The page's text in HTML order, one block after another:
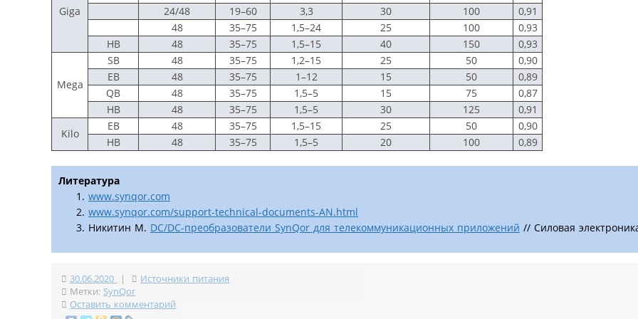
Giga
24/48
19–60 3,3 30 100
0,91
48
35–75 1,5–24 25 100
0,93
HB
48 35–75 1,5–15 40 150 0,93
Mega
SB 48 35–75 1,2–15 25 50
0,90
EB
48 35–75 1–12 15 50
0,89
QB
48 35–75 1,5–5 15 75
0,87
HB
48 35–75 1,5–5 30 125
0,91
Kilo
EB 48 35–75 1,5–15 25 50
0,90
HB
48 35–75 1,5–5 20 100 0,89
Литература
www.synqor.com
www.synqor.com/support-technical-documents-AN.html
Никитин М. DC/DC-преобразователи SynQor для телекоммуникационных приложений // Силовая
30.06.2020
Источники питания
Метки: SynQor
Оставить комментарий